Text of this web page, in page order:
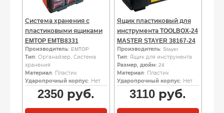
Система хранения с
пластиковыми ящиками
EMTOP EMTB8331
Производитель: EMTOP
Тип: Органайзер, Система
хранения
Материал: Пластик
Ударопрочный корпус: Нет
2350руб.
Ящик пластиковый для
инструмента TOOLBOX-24
MASTER STAYER 38167-24
Производитель: Stayer
Тип: Ящик для инструмента
Размер, дюйм: 24
Материал: Пластик
Ударопрочный корпус: Нет
3110 руб.